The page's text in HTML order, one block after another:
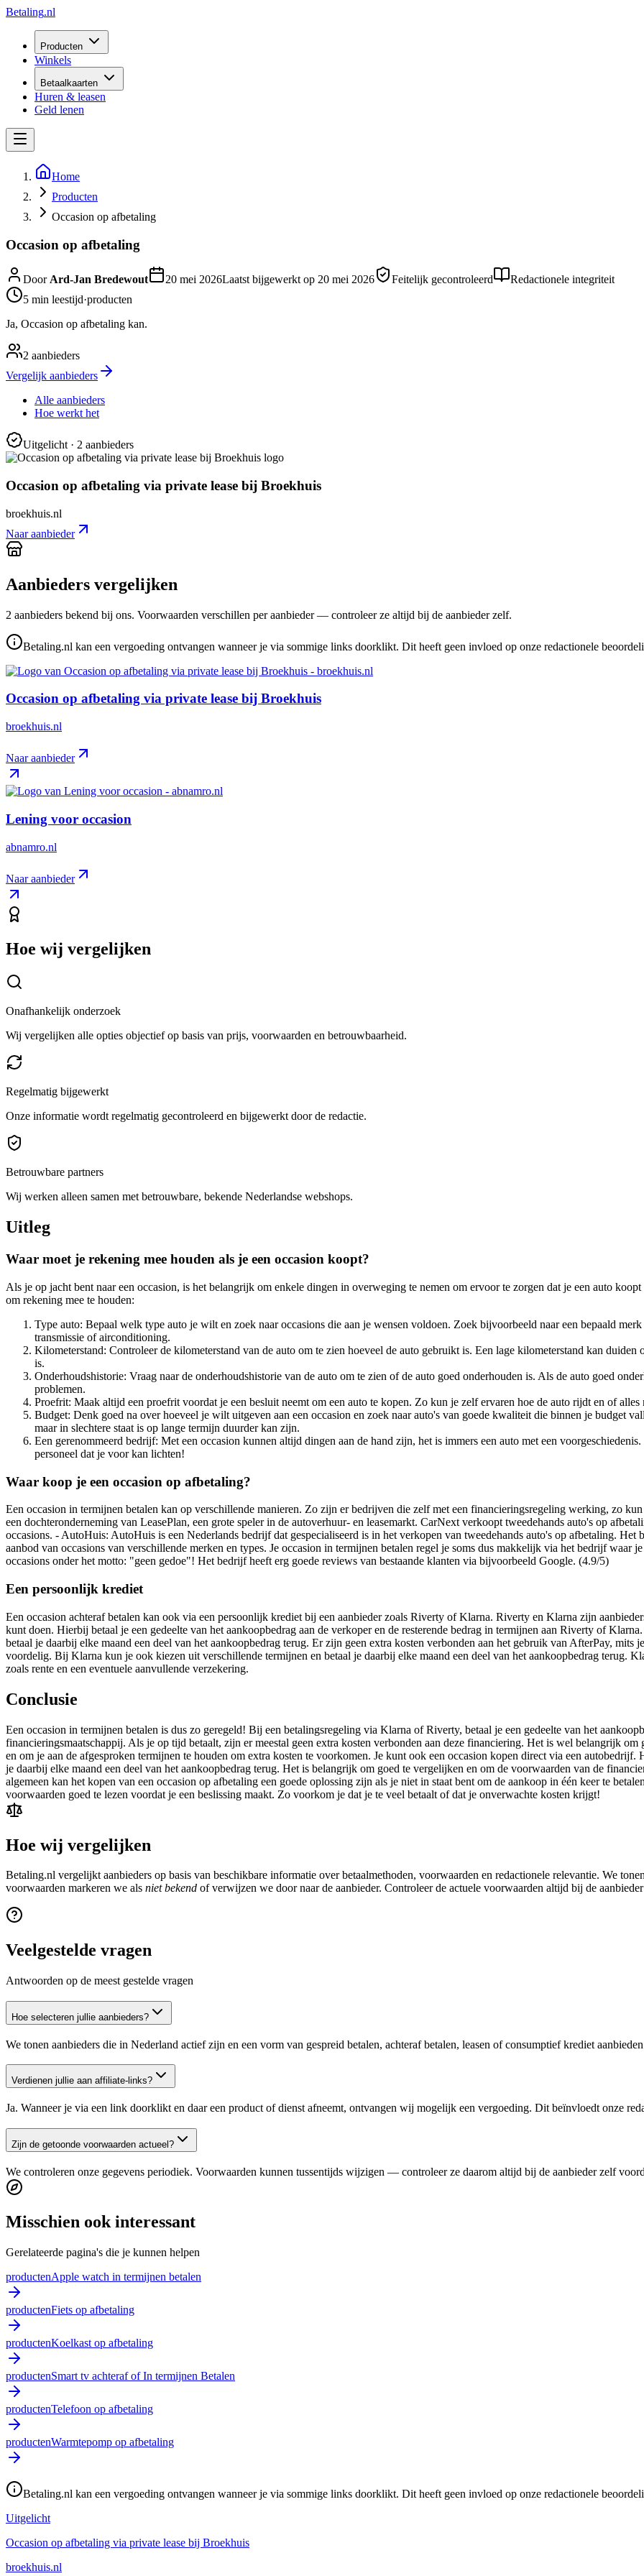
Betaling.nl
Producten
Winkels
Betaalkaarten
Huren & leasen
Geld lenen
Home
Producten
Occasion op afbetaling
Occasion op afbetaling
DoorArd-Jan Bredewout 20 mei 2026Laatst bijgewerkt op 20 mei 2026 Feitelijk gecontroleerd
Redactionele integriteit
5 min leestijd·producten
Ja, Occasion op afbetaling kan.
2 aanbieders
Vergelijk aanbieders
Alle aanbieders
Hoe werkt het
Uitgelicht· 2 aanbieders
Occasion op afbetaling via private lease bij Broekhuis
broekhuis.nl
Naar aanbieder
Aanbieders vergelijken
2 aanbieders bekend bij ons. Voorwaarden verschillen per aanbieder — controleer ze altijd bij de aanbieder zelf.
Betaling.nl kan een vergoeding ontvangen wanneer je via sommige links doorklikt. Dit heeft geen invloed op onze redactionele
Occasion op afbetaling via private lease bij Broekhuis
broekhuis.nl
Naar aanbieder
Lening voor occasion
abnamro.nl
Naar aanbieder
Hoe wij vergelijken
Onafhankelijk onderzoek
Wij vergelijken alle opties objectief op basis van prijs, voorwaarden en betrouwbaarheid.
Regelmatig bijgewerkt
Onze informatie wordt regelmatig gecontroleerd en bijgewerkt door de redactie.
Betrouwbare partners
Wij werken alleen samen met betrouwbare, bekende Nederlandse webshops.
Uitleg
Waar moet je rekening mee houden als je een occasion koopt?
Als je op jacht bent naar een occasion, is het belangrijk om enkele dingen in overweging te nemen om ervoor te zorgen dat je een auto
om rekening mee te houden:
Type auto: Bepaal welk type auto je wilt en zoek naar occasions die aan je wensen voldoen. Zoek bijvoorbeeld naar een bepaald
transmissie of airconditioning.
Kilometerstand: Controleer de kilometerstand van de auto om te zien hoeveel de auto gebruikt is. Een lage kilometerstand kan
is.
Onderhoudshistorie: Vraag naar de onderhoudshistorie van de auto om te zien of de auto goed onderhouden is. Als de auto goed
problemen.
Proefrit: Maak altijd een proefrit voordat je een besluit neemt om een auto te kopen. Zo kun je zelf ervaren hoe de auto rijdt en of alles
Budget: Denk goed na over hoeveel je wilt uitgeven aan een occasion en zoek naar auto's van goede kwaliteit die binnen je budget
maar in slechtere staat is op lange termijn duurder kan zijn.
Een gerenommeerd bedrijf: Met een occasion kunnen altijd dingen aan de hand zijn, het is immers een auto met een
personeel dat je voor kan lichten!
Waar koop je een occasion op afbetaling?
Een occasion in termijnen betalen kan op verschillende manieren. Zo zijn er bedrijven die zelf met een financieringsregeling werking, zo
een dochteronderneming van LeasePlan, een grote speler in de autoverhuur- en leasemarkt. CarNext verkoopt tweedehands auto's op
occasions. - AutoHuis: AutoHuis is een Nederlands bedrijf dat gespecialiseerd is in het verkopen van tweedehands auto's op afbetaling.
aanbod van occasions van verschillende merken en types. Je occasion in termijnen betalen regel je soms dus makkelijk via het bedrijf waar
occasions onder het motto: "geen gedoe"! Het bedrijf heeft erg goede reviews van bestaande klanten via bijvoorbeeld Google. (4.9/5)
Een persoonlijk krediet
Een occasion achteraf betalen kan ook via een persoonlijk krediet bij een aanbieder zoals Riverty of Klarna. Riverty en Klarna zijn
kunt doen. Hierbij betaal je een gedeelte van het aankoopbedrag aan de verkoper en de resterende bedrag in termijnen aan Riverty of
betaal je daarbij elke maand een deel van het aankoopbedrag terug. Er zijn geen extra kosten verbonden aan het gebruik van AfterPay,
voordelig. Bij Klarna kun je ook kiezen uit verschillende termijnen en betaal je daarbij elke maand een deel van het aankoopbedrag terug.
zoals rente en een eventuele aanvullende verzekering.
Conclusie
Een occasion in termijnen betalen is dus zo geregeld! Bij een betalingsregeling via Klarna of Riverty, betaal je een gedeelte van het
financieringsmaatschappij. Als je op tijd betaalt, zijn er meestal geen extra kosten verbonden aan deze financiering. Het is wel belangrijk
en om je aan de afgesproken termijnen te houden om extra kosten te voorkomen. Je kunt ook een occasion kopen direct via een
je daarbij elke maand een deel van het aankoopbedrag terug. Het is belangrijk om goed te vergelijken en om de voorwaarden van de
algemeen kan het kopen van een occasion op afbetaling een goede oplossing zijn als je niet in staat bent om de aankoop in één keer te
voorwaarden goed te lezen voordat je een beslissing maakt. Zo voorkom je dat je te veel betaalt of dat je onverwachte kosten krijgt!
Hoe wij vergelijken
Betaling.nl vergelijkt aanbieders op basis van beschikbare informatie over betaalmethoden, voorwaarden en redactionele relevantie. We
voorwaarden markeren we als niet bekend of verwijzen we door naar de aanbieder. Controleer de actuele voorwaarden altijd bij de
Veelgestelde vragen
Antwoorden op de meest gestelde vragen
Hoe selecteren jullie aanbieders?
We tonen aanbieders die in Nederland actief zijn en een vorm van gespreid betalen, achteraf betalen, leasen of consumptief krediet
Verdienen jullie aan affiliate-links?
Ja. Wanneer je via een link doorklikt en daar een product of dienst afneemt, ontvangen wij mogelijk een vergoeding. Dit beïnvloedt onze
Zijn de getoonde voorwaarden actueel?
We controleren onze gegevens periodiek. Voorwaarden kunnen tussentijds wijzigen — controleer ze daarom altijd bij de aanbieder zelf
Misschien ook interessant
Gerelateerde pagina's die je kunnen helpen
productenApple watch in termijnen betalen
productenFiets op afbetaling
productenKoelkast op afbetaling
productenSmart tv achteraf of In termijnen Betalen
productenTelefoon op afbetaling
productenWarmtepomp op afbetaling
Betaling.nl kan een vergoeding ontvangen wanneer je via sommige links doorklikt. Dit heeft geen invloed op onze redactionele
Uitgelicht
Occasion op afbetaling via private lease bij Broekhuis
broekhuis.nl